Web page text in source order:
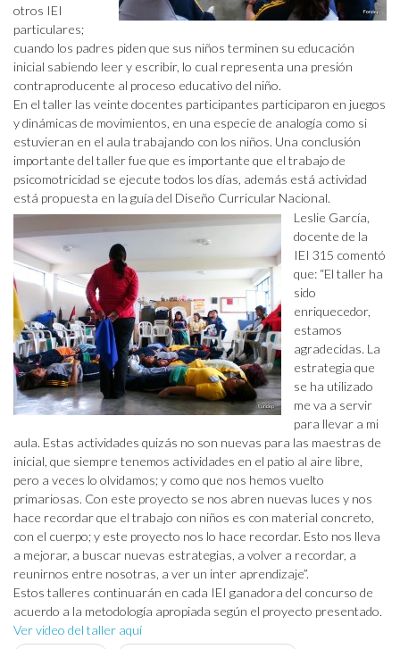
otros IEI
particulares;
cuando los padres piden que sus niños terminen su educación
inicial sabiendo leer y escribir, lo cual representa una presión
contraproducente al proceso educativo del niño.
En el taller las veinte docentes participantes participaron en juegos
y dinámicas de movimientos, en una especie de analogía como si
estuvieran en el aula trabajando con los niños. Una conclusión
importante del taller fue que es importante que el trabajo de
psicomotricidad se ejecute todos los días, además está actividad
está propuesta en la guía del Diseño Curricular Nacional.
Leslie García,
docente de la
IEI 315 comentó
que: “El taller ha
sido
enriquecedor,
estamos
agradecidas. La
estrategia que
se ha utilizado
me va a servir
para llevar a mi
aula. Estas actividades quizás no son nuevas para las maestras de
inicial, que siempre tenemos actividades en el patio al aire libre,
pero a veces lo olvidamos; y como que nos hemos vuelto
primariosas. Con este proyecto se nos abren nuevas luces y nos
hace recordar que el trabajo con niños es con material concreto,
con el cuerpo; y este proyecto nos lo hace recordar. Esto nos lleva
a mejorar, a buscar nuevas estrategias, a volver a recordar, a
reunirnos entre nosotras, a ver un inter aprendizaje”.
Estos talleres continuarán en cada IEI ganadora del concurso de
acuerdo a la metodología apropiada según el proyecto presentado.
Ver video del taller aquí